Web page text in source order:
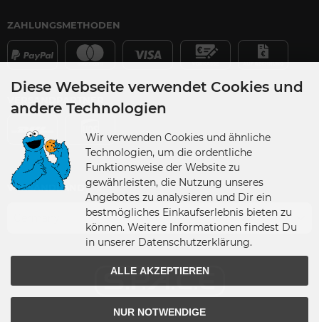
ZAHLUNGSMETHODEN
VERSANDPARTNER
VERSANDLAND
Diese Webseite verwendet Cookies und
andere Technologien
Wir verwenden Cookies und ähnliche
Technologien, um die ordentliche
Funktionsweise der Website zu
gewährleisten, die Nutzung unseres
Angebotes zu analysieren und Dir ein
bestmögliches Einkaufserlebnis bieten zu
können. Weitere Informationen findest Du
in unserer Datenschutzerklärung.
ALLE AKZEPTIEREN
NUR NOTWENDIGE